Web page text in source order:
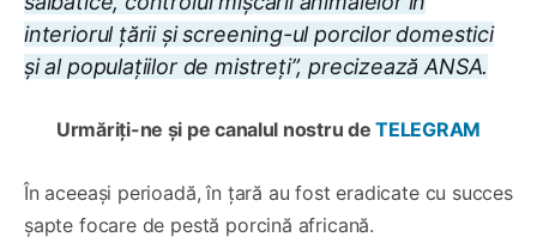
interiorul țării și screening-ul porcilor domestici
și al populațiilor de mistreți”, precizează ANSA.
Urmăriți-ne și pe canalul nostru deTELEGRAM
În aceeași perioadă, în țară au fost eradicate cu succes
șapte focare de pestă porcină africană.